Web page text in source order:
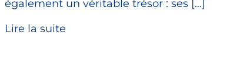
également un véritable trésor : ses […]
Lire la suite